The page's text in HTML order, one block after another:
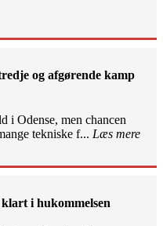
og afgørende kamp
i Odense, men chancen
tekniske f... Læs mere
i hukommelsen